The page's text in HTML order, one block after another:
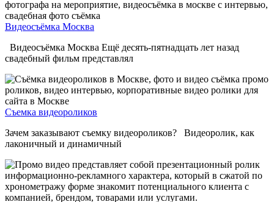
Видеосъёмка Москва
Видеосъёмка Москва Ещё десять-пятнадцать лет назад
свадебный фильм представлял
Съемка видеороликов
Зачем заказывают съемку видеороликов? Видеоролик, как
лаконичный и динамичный